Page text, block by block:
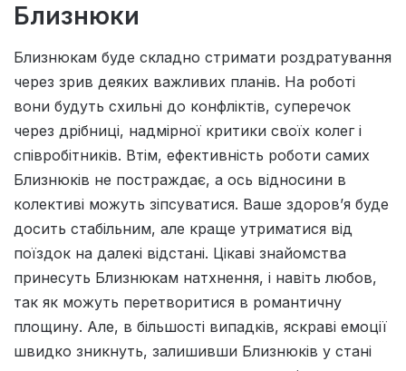
Близнюки
Близнюкам буде складно стримати роздратування
через зрив деяких важливих планів. На роботі
вони будуть схильні до конфліктів, суперечок
через дрібниці, надмірної критики своїх колег і
співробітників. Втім, ефективність роботи самих
Близнюків не постраждає, а ось відносини в
колективі можуть зіпсуватися. Ваше здоров’я буде
досить стабільним, але краще утриматися від
поїздок на далекі відстані. Цікаві знайомства
принесуть Близнюкам натхнення, і навіть любов,
так як можуть перетворитися в романтичну
площину. Але, в більшості випадків, яскраві емоції
швидко зникнуть, залишивши Близнюків у стані